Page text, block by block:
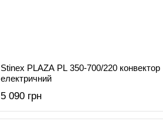
Stinex PLAZA PL 350-700/220 конвектор
електричний
5 090 грн